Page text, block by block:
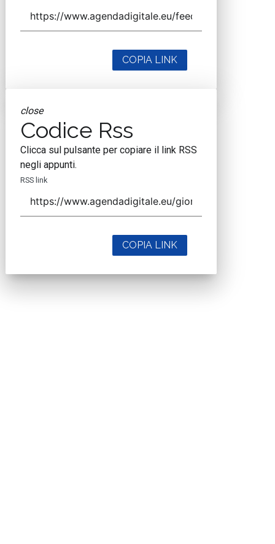
COPIA LINK
close
Codice Rss
Clicca sul pulsante per copiare il link RSS
negli appunti.
RSS link
COPIA LINK